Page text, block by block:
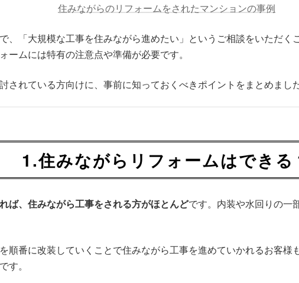
住みながらのリフォームをされたマンションの事例
、「大規模な工事を住みながら進めたい」というご相談をいただ
ムには特有の注意点や準備が必要です。
されている方向けに、事前に知っておくべきポイントをまとめまし
1.住みながらリフォームはできる
ば、住みながら工事をされる方がほとんどです。内装や水回りの一
順番に改装していくことで住みながら工事を進めていかれるお客
す。